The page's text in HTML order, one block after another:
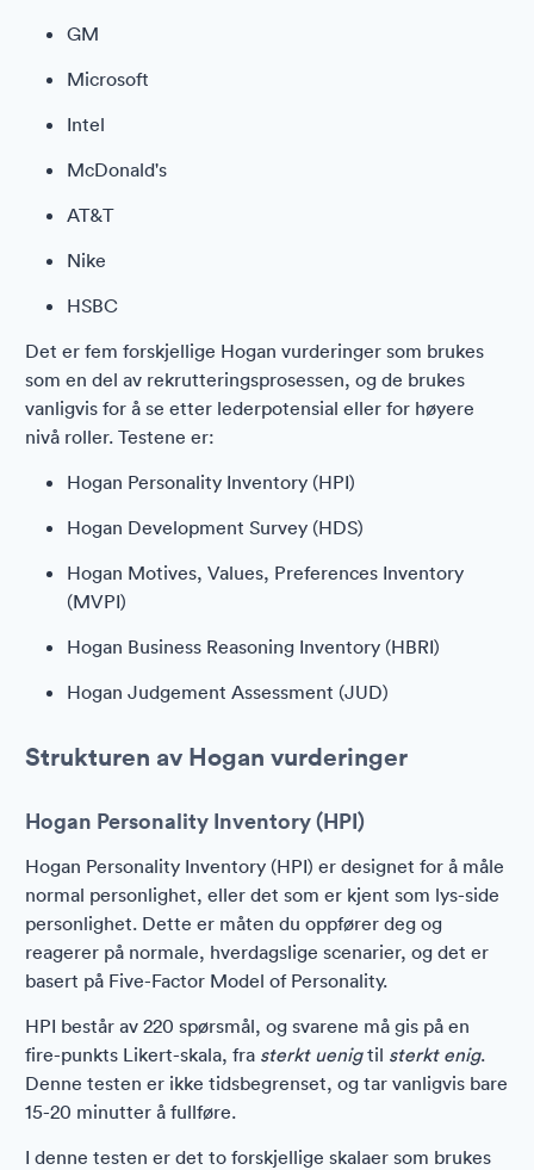
GM
Microsoft
Intel
McDonald's
AT&T
Nike
HSBC
Det er fem forskjellige Hogan vurderinger som brukes
som en del av rekrutteringsprosessen, og de brukes
vanligvis for å se etter lederpotensial eller for høyere
nivå roller. Testene er:
Hogan Personality Inventory (HPI)
Hogan Development Survey (HDS)
Hogan Motives, Values, Preferences Inventory
(MVPI)
Hogan Business Reasoning Inventory (HBRI)
Hogan Judgement Assessment (JUD)
Strukturen av Hogan vurderinger
Hogan Personality Inventory (HPI)
Hogan Personality Inventory (HPI) er designet for å måle
normal personlighet, eller det som er kjent som lys-side
personlighet. Dette er måten du oppfører deg og
reagerer på normale, hverdagslige scenarier, og det er
basert på Five-Factor Model of Personality.
HPI består av 220 spørsmål, og svarene må gis på en
fire-punkts Likert-skala, fra sterkt uenigtil sterkt enig.
Denne testen er ikke tidsbegrenset, og tar vanligvis bare
15-20 minutter å fullføre.
I denne testen er det to forskjellige skalaer som brukes